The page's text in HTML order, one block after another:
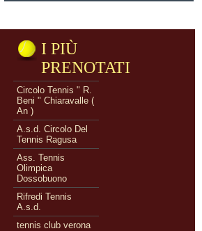
I PIÙ
PRENOTATI
Circolo Tennis " R.
Beni " Chiaravalle (
An )
A.s.d. Circolo Del
Tennis Ragusa
Ass. Tennis
Olimpica
Dossobuono
Rifredi Tennis
A.s.d.
tennis club verona